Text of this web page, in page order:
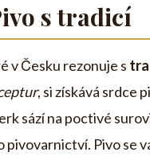
s tradicí
v Česku rezonuje s
, si získává srdce
sází na poctivé
Pivo se